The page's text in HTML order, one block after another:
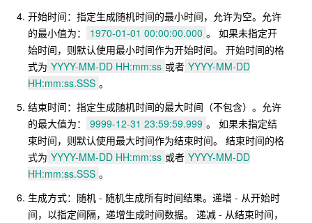
开始时间：指定生成随机时间的最小时间，允许为空。允许
的最小值为：
1970-01-01 00:00:00.000 。 如果未指定开
始时间，则默认使用最小时间作为开始时间。 开始时间的格
式为 YYYY-MM-DD HH:mm:ss 或者 YYYY-MM-DD
HH:mm:ss.SSS 。
结束时间：指定生成随机时间的最大时间（不包含）。允许
的最大值为：
9999-12-31 23:59:59.999 。 如果未指定结
束时间，则默认使用最大时间作为结束时间。 结束时间的格
式为 YYYY-MM-DD HH:mm:ss 或者 YYYY-MM-DD
HH:mm:ss.SSS 。
生成方式：随机 - 随机生成所有时间结果。递增 - 从开始时
间，以指定间隔，递增生成时间数据。 递减 - 从结束时间，